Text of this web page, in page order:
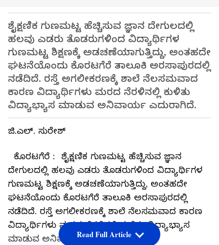
ಶೈಕ್ಷಣಿಕ ಗುಣಮಟ್ಟ ಹೆಚ್ಚಿಸುವ ಜ್ಞಾನ ದೇಗುಲದಲ್ಲಿ
ಹಲವು ಎಡರು ತೊಡರುಗಳಿಂದ ವಿದ್ಯಾರ್ಥಿಗಳ
ಗುಣಮಟ್ಟ ಶಿಕ್ಷಣಕ್ಕೆ ಅಡಚಣೆಯಾಗುತ್ತಿದ್ದು, ಅಂತಹದೇ
ಘಟನೆಯೊಂದು ಕೊರಟಗೆರೆ ತಾಲೂಕಿ ಅರಸಾಪುರದಲ್ಲಿ
ನಡೆದಿದೆ. ರಸ್ತೆ ಅಗಲೀಕರಣಕ್ಕೆ ಶಾಲೆ ನೆಲಸಮವಾದ
ಕಾರಣ ವಿದ್ಯಾರ್ಥಿಗಳು ಮರದ ನೆರಳಿನಲ್ಲಿ ಕುಳಿತು
ವಿದ್ಯಾಭ್ಯಾಸ ಮಾಡುವ ಅನಿವಾರ್ಯ ಎದುರಾಗಿದೆ.
ಜಿ.ಎಲ್. ಸುರೇಶ್
ಕೊರಟಗೆರೆ : ಶೈಕ್ಷಣಿಕ ಗುಣಮಟ್ಟ ಹೆಚ್ಚಿಸುವ ಜ್ಞಾನ
ದೇಗುಲದಲ್ಲಿ ಹಲವು ಎಡರು ತೊಡರುಗಳಿಂದ ವಿದ್ಯಾರ್ಥಿಗಳ
ಗುಣಮಟ್ಟ ಶಿಕ್ಷಣಕ್ಕೆ ಅಡಚಣೆಯಾಗುತ್ತಿದ್ದು, ಅಂತಹದೇ
ಘಟನೆಯೊಂದು ಕೊರಟಗೆರೆ ತಾಲೂಕಿ ಅರಸಾಪುರದಲ್ಲಿ
ನಡೆದಿದೆ. ರಸ್ತೆ ಅಗಲೀಕರಣಕ್ಕೆ ಶಾಲೆ ನೆಲಸಮವಾದ ಕಾರಣ
ವಿದ್ಯಾರ್ಥಿಗಳು ಮರದ ನೆರಳಿನಲ್ಲಿ ಕುಳಿತು ವಿದ್ಯಾಭ್ಯಾಸ
ಮಾಡುವ ಅನಿವಾರ್ಯ ಎದುರಾಗಿದೆ.
Read Full Article